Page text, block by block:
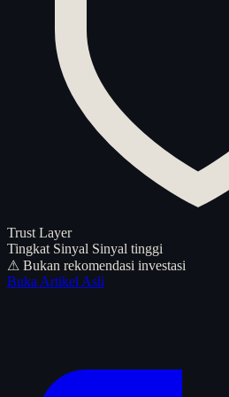
Trust Layer
Tingkat Sinyal Sinyal tinggi
⚠ Bukan rekomendasi investasi
Buka Artikel Asli